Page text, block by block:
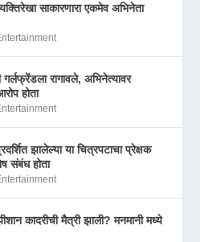
साकारणारा एकमेव अभिनेता
रागावले, अभिनेत्यावर
होता
झालेल्या या चित्रपटाचा प्रेक्षक
संबंध होता
कादरीची मैत्री झाली? मनमानी मध्ये